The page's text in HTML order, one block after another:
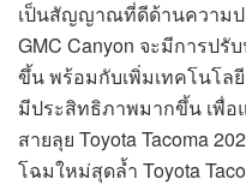
เป็นสัญญาณที่ดีด้านความป
GMC Canyon จะมีการป
ขึ้น พร้อมกับเพิ่มเทคโนโล
มีประสิทธิภาพมากขึ้น เพื่
สายลุย Toyota Tacoma
โฉมใหม่สุดล้ำ Toyota